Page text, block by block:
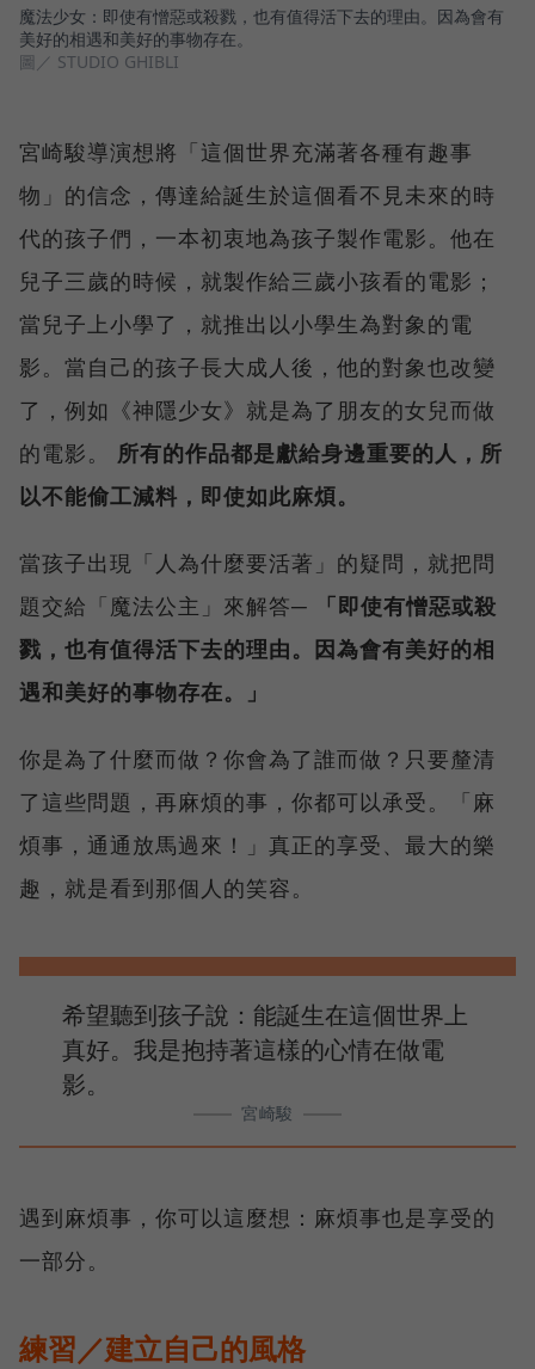
魔法少女：即使有憎惡或殺戮，也有值得活下去的理由。因為會有
美好的相遇和美好的事物存在。
圖／ STUDIO GHIBLI
宮崎駿導演想將「這個世界充滿著各種有趣事
物」的信念，傳達給誕生於這個看不見未來的時
代的孩子們，一本初衷地為孩子製作電影。他在
兒子三歲的時候，就製作給三歲小孩看的電影；
當兒子上小學了，就推出以小學生為對象的電
影。當自己的孩子長大成人後，他的對象也改變
了，例如《神隱少女》就是為了朋友的女兒而做
的電影。 所有的作品都是獻給身邊重要的人，所
以不能偷工減料，即使如此麻煩。
當孩子出現「人為什麼要活著」的疑問，就把問
題交給「魔法公主」來解答─
「即使有憎惡或殺
戮，也有值得活下去的理由。因為會有美好的相
遇和美好的事物存在。」
你是為了什麼而做？你會為了誰而做？只要釐清
了這些問題，再麻煩的事，你都可以承受。「麻
煩事，通通放馬過來！」真正的享受、最大的樂
趣，就是看到那個人的笑容。
宮崎駿
希望聽到孩子說：能誕生在這個世界上
真好。我是抱持著這樣的心情在做電
影。
遇到麻煩事，你可以這麼想：麻煩事也是享受的
一部分。
練習／建立自己的風格